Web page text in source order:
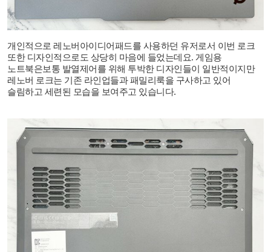
개인적으로 레노버아이디어패드를 사용하던 유저로서 이번 로크
또한 디자인적으로도 상당히 마음에 들었는데요. 게임용
노트북은보통 발열제어를 위해 투박한 디자인들이 일반적이지만
레노버 로크는 기존 라인업들과 패밀리룩을 구사하고 있어
슬림하고 세련된 모습을 보여주고 있습니다.